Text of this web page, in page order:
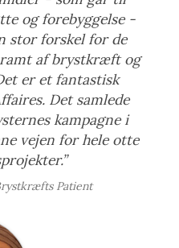
og forebyggelse -
stor forskel for de
af brystkræft og
er et fantastisk
Det samlede
kampagne i
vejen for hele otte
Patient